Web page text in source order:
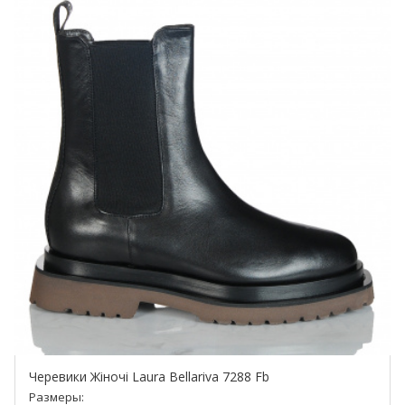
Черевики Жіночі Laura Bellariva 7288 Fb
Размеры: